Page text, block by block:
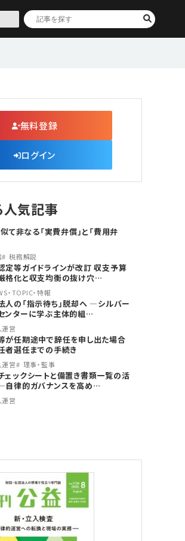
無料登録
ログイン
人気記事
似て非なる「実費弁償」と「費用弁
税務解説
定等ガイドラインが改訂 収支予算
格化と収支均衡の抜け穴…
・TOPIC・特報
人の「指示待ち」脱却へ ―シルバー
ンターに学ぶ主体的組…
営
が任期途中で辞任を申し出た場合
者選任までの手続き
営 理事・監事
ェックシートと備置き書類一覧の活
自律的ガバナンスを高め…
営